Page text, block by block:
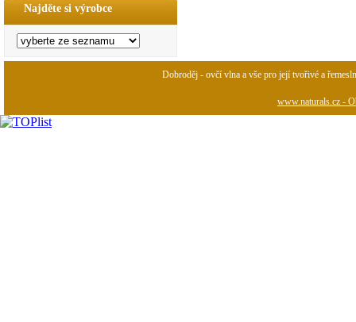
Najděte si výrobce
Dobroděj - ovčí vlna a vše pro její tvořivé a
www.naturals.cz -